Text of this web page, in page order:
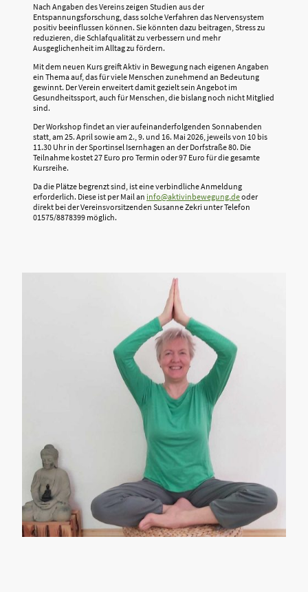
Nach Angaben des Vereins zeigen Studien aus der
Entspannungsforschung, dass solche Verfahren das Nervensystem
positiv beeinflussen können. Sie könnten dazu beitragen, Stress zu
reduzieren, die Schlafqualität zu verbessern und mehr
Ausgeglichenheit im Alltag zu fördern.
Mit dem neuen Kurs greift Aktiv in Bewegung nach eigenen Angaben
ein Thema auf, das für viele Menschen zunehmend an Bedeutung
gewinnt. Der Verein erweitert damit gezielt sein Angebot im
Gesundheitssport, auch für Menschen, die bislang noch nicht Mitglied
sind.
Der Workshop findet an vier aufeinanderfolgenden Sonnabenden
statt, am 25. April sowie am 2., 9. und 16. Mai 2026, jeweils von 10 bis
11.30 Uhr in der Sportinsel Isernhagen an der Dorfstraße 80. Die
Teilnahme kostet 27 Euro pro Termin oder 97 Euro für die gesamte
Kursreihe.
Da die Plätze begrenzt sind, ist eine verbindliche Anmeldung
erforderlich. Diese ist per Mail an info@aktivinbewegung.deoder
direkt bei der Vereinsvorsitzenden Susanne Zekri unter Telefon
01575/8878399 möglich.